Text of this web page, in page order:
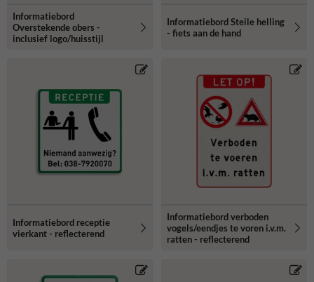
Informatiebord
Overstekende obers -
inclusief logo/huisstijl
Informatiebord Steile helling
- fiets aan de hand
Informatiebord receptie
vierkant - reflecterend
Informatiebord verboden
vogels/eendjes te voren i.v.m.
ratten - reflecterend